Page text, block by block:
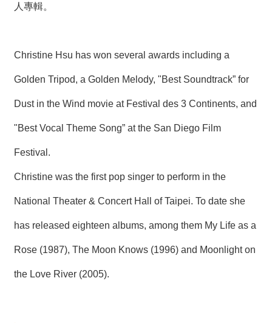
人專輯。
Christine Hsu has won several awards including a
Golden Tripod, a Golden Melody, "Best Soundtrack” for
Dust in the Wind movie at Festival des 3 Continents, and
"Best Vocal Theme Song” at the San Diego Film
Festival.
Christine was the first pop singer to perform in the
National Theater & Concert Hall of Taipei. To date she
has released eighteen albums, among them My Life as a
Rose (1987), The Moon Knows (1996) and Moonlight on
the Love River (2005).